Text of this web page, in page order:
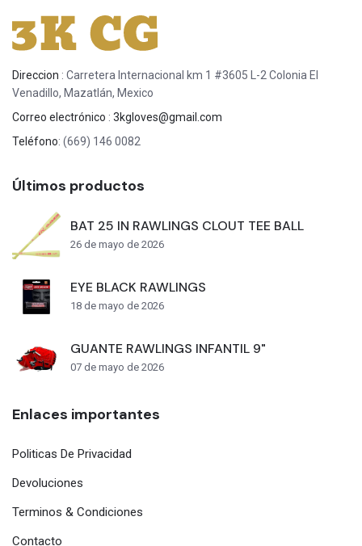
Direccion : Carretera Internacional km 1 #3605 L-2 Colonia El
Venadillo, Mazatlán, Mexico
Correo electrónico : 3kgloves@gmail.com
Teléfono: (669) 146 0082
Últimos productos
BAT 25 IN RAWLINGS CLOUT TEE BALL
26 de mayo de 2026
EYE BLACK RAWLINGS
18 de mayo de 2026
GUANTE RAWLINGS INFANTIL 9"
07 de mayo de 2026
Enlaces importantes
Politicas De Privacidad
Devoluciones
Terminos & Condiciones
Contacto